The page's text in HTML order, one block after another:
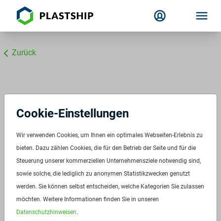
Zurück
Cookie-Einstellungen
Wir verwenden Cookies, um Ihnen ein optimales Webseiten-Erlebnis zu
bieten. Dazu zählen Cookies, die für den Betrieb der Seite und für die
Steuerung unserer kommerziellen Unternehmensziele notwendig sind,
sowie solche, die lediglich zu anonymen Statistikzwecken genutzt
werden. Sie können selbst entscheiden, welche Kategorien Sie zulassen
möchten. Weitere Informationen finden Sie in unseren
Datenschutzhinweisen.